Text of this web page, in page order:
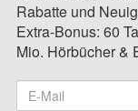
Rabatte und
Extra-Bonus: 60
Mio. Hörbücher &